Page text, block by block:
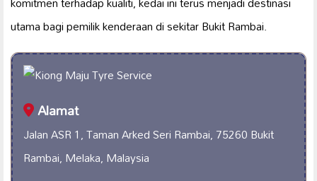
utama bagi pemilik kenderaan di sekitar Bukit Rambai.
Alamat
Jalan ASR 1, Taman Arked Seri Rambai, 75260 Bukit
Rambai, Melaka, Malaysia